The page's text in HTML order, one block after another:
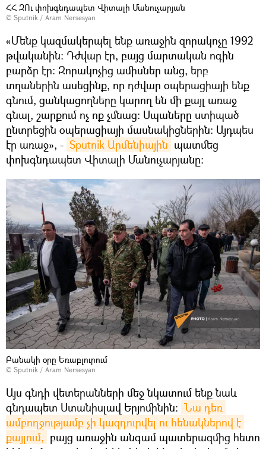
ՀՀ ԶՈւ փոխգնդապետ Վիտալի Մանուչարյան
© Sputnik / Aram Nersesyan
«Մենք կազմակերպել ենք առաջին զորակոչը 1992
թվականին։ Դժվար էր, բայց մարտական ոգին
բարձր էր։ Զորակոչից ամիսներ անց, երբ
տղաներին ասեցինք, որ դժվար օպերացիայի ենք
գնում, ցանկացողները կարող են մի քայլ առաջ
գնալ, շարքում ոչ ոք չմնաց։ Սպաները ստիպած
ընտրեցին օպերացիայի մասնակիցներին։ Այդպես
էր առաջ», - Sputnik Արմենիային պատմեց
փոխգնդապետ Վիտալի Մանուչարյանը։
Բանակի օրը Եռաբլուրում
© Sputnik / Aram Nersesyan
Այս գնդի վետերանների մեջ նկատում ենք նաև
գնդապետ Ստանիսլավ Երյոմինին։ Նա դեռ
ամբողջությամբ չի կազդուրվել ու հենակներով է
քայլում, բայց առաջին անգամ պատերազմից հետո